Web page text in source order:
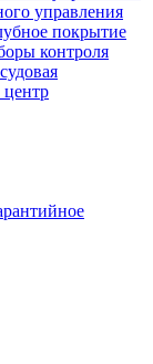
управления
покрытие
контроля